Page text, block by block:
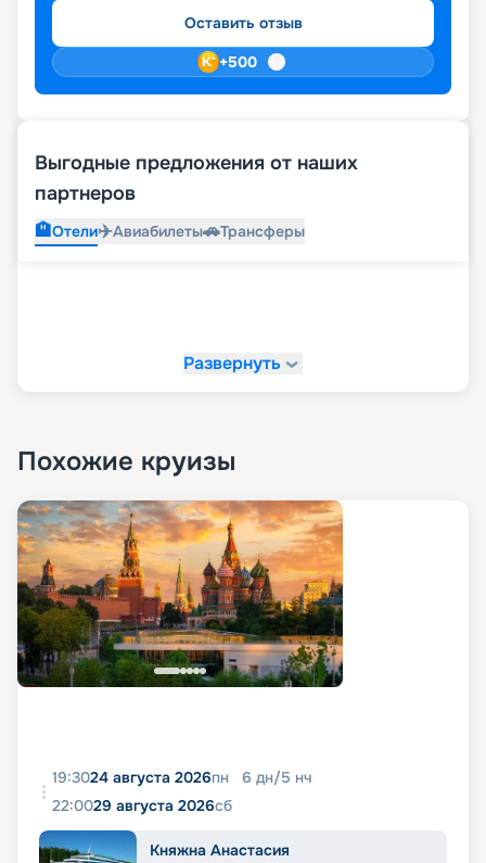
Оставить отзыв
+500
Выгодные предложения от наших
партнеров
🏨Отели✈️Авиабилеты🚗Трансферы
Развернуть
Похожие круизы
19:3024 августа 2026пн 6 дн/5 нч
22:0029 августа 2026сб
Княжна Анастасия